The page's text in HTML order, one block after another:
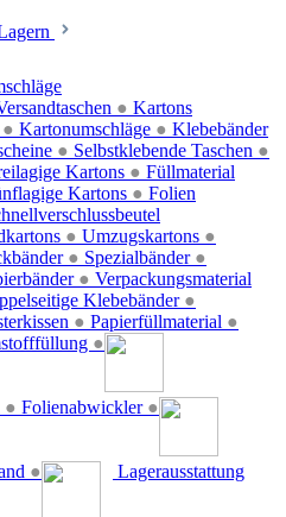
●
● Kartonumschläge ●
● Selbstklebende Taschen ●
Kartons
Kartons ●
Kartons ●
● Umzugskartons ●
Klebebänder
● Spezialbänder ●
●
Klebebänder ●
Füllmaterial
● Papierfüllmaterial ●
●
Folien
● Folienabwickler ●
●
Verpackungsmaterial
Lagerausstattung